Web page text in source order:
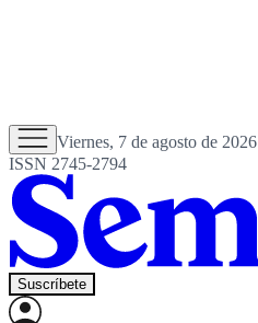
Viernes, 7 de agosto de 2026
ISSN 2745-2794
Suscríbete